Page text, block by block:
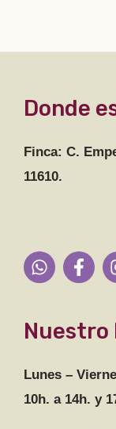
Donde
Finca: C.
11610.
Nuestro
Lunes –
10h. a 14h. y